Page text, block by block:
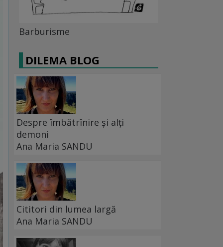
Barburisme
DILEMA BLOG
Despre îmbătrînire și alți
demoni
Ana Maria SANDU
Cititori din lumea largă
Ana Maria SANDU